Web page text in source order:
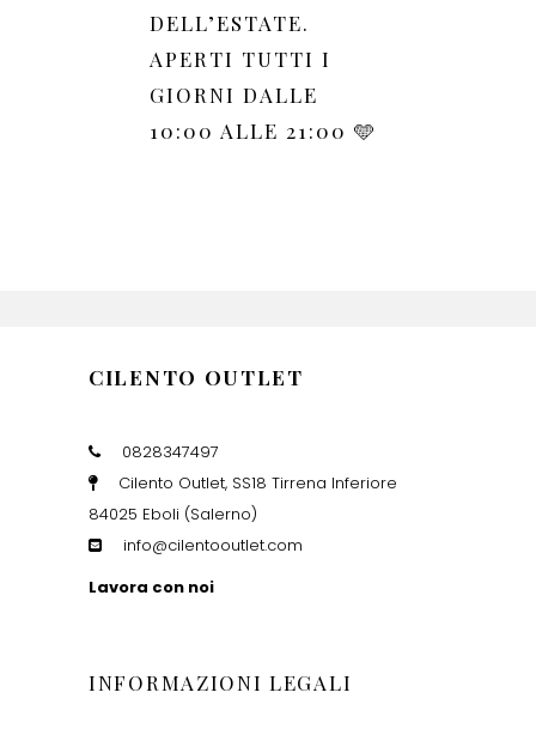
DELL’ESTATE.
APERTI TUTTI I
GIORNI DALLE
10:00 ALLE 21:00 🩵
CILENTO OUTLET
0828347497
Cilento Outlet, SS18 Tirrena Inferiore
84025 Eboli (Salerno)
info@cilentooutlet.com
Lavora con noi
INFORMAZIONI LEGALI